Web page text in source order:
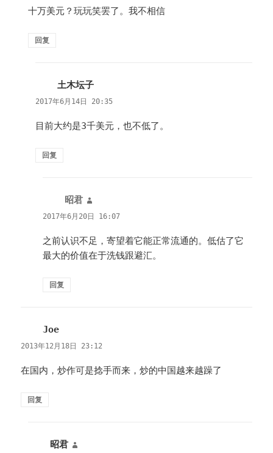
十万美元？玩玩笑罢了。我不相信
回复
土木坛子
道：
2017年6月14日 20:35
目前大约是3千美元，也不低了。
回复
昭君
道：
2017年6月20日 16:07
之前认识不足，寄望着它能正常流通的。低估了它
最大的价值在于洗钱跟避汇。
回复
Joe
道：
2013年12月18日 23:12
在国内，炒作可是捻手而来，炒的中国越来越躁了
回复
昭君